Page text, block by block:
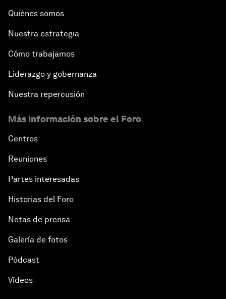
Quiénes somos
Nuestra estrategia
Cómo trabajamos
Liderazgo y gobernanza
Nuestra repercusión
Más información sobre el Foro
Centros
Reuniones
Partes interesadas
Historias del Foro
Notas de prensa
Galería de fotos
Pódcast
Vídeos